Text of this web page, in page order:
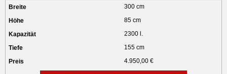
300 cm
85 cm
2300 l.
155 cm
4.950,00 €